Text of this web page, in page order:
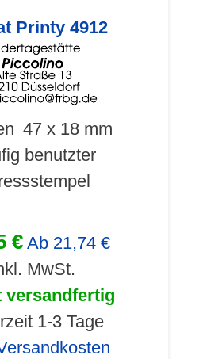
Printy 4912
47 x 18 mm
benutzter
€ Ab 21,74 €
MwSt.
versandfertig
1-3 Tage